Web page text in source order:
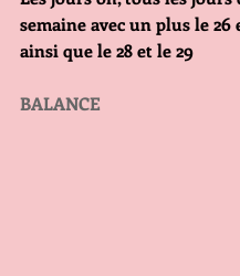
semaine avec un plus le 26
ainsi que le 28 et le 29
BALANCE